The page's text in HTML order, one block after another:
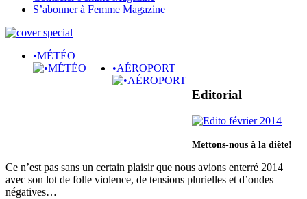
S’abonner à Femme Magazine
•MÉTÉO
•AÉROPORT
Editorial
Mettons-nous à la diète!
Ce n’est pas sans un certain plaisir que nous avions enterré 2014
avec son lot de folle violence, de tensions plurielles et d’ondes
négatives…